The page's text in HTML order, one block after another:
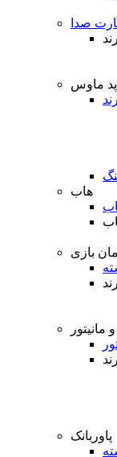
صدا
پد ماوس
هاب
بازی
مانیتور
پاوربانک